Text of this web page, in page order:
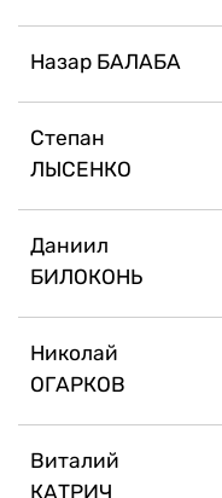
Назар БАЛАБА
Степан
ЛЫСЕНКО
Даниил
БИЛОКОНЬ
Николай
ОГАРКОВ
Виталий
КАТРИЧ